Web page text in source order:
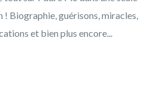
! Biographie, guérisons, miracles,
et bien plus encore...